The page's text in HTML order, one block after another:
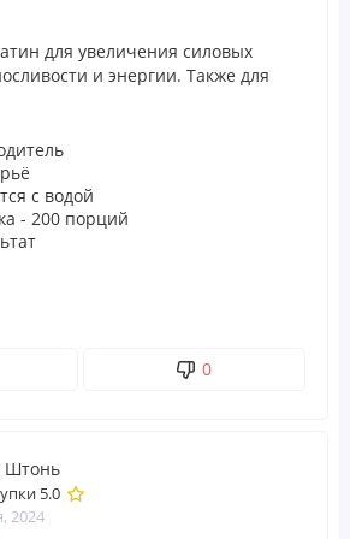
используйте, если защитная пленка
1
нормы
для увеличения силовых
и энергии. Также для
с водой
- 200 порций
0
Штонь
5.0
2024